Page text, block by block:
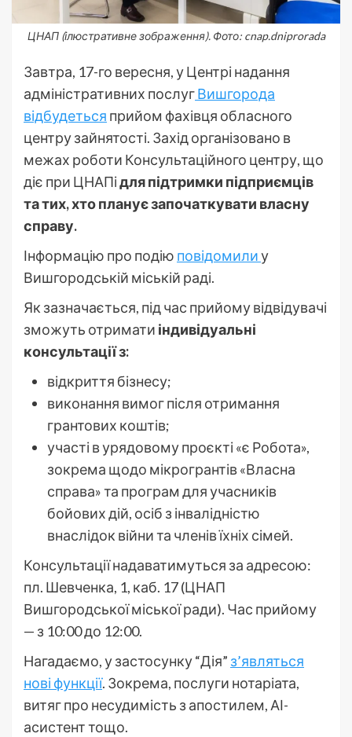
ЦНАП (ілюстративне зображення). Фото: cnap.dniprorada
Завтра, 17-го вересня, у Центрі надання
адміністративних послугВишгорода
відбудеться прийом фахівця обласного
центру зайнятості. Захід організовано в
межах роботи Консультаційного центру, що
діє при ЦНАПідля підтримки підприємців
та тих, хто планує започаткувати власну
справу.
Інформацію про подію повідомилиу
Вишгородській міській раді.
Як зазначається, під час прийому відвідувачі
зможуть отримати індивідуальні
консультації з:
відкриття бізнесу;
виконання вимог після отримання
грантових коштів;
участі в урядовому проєкті «є Робота»,
зокрема щодо мікрогрантів «Власна
справа» та програм для учасників
бойових дій, осіб з інвалідністю
внаслідок війни та членів їхніх сімей.
Консультації надаватимуться за адресою:
пл. Шевченка, 1, каб. 17 (ЦНАП
Вишгородської міської ради). Час прийому
— з 10:00 до 12:00.
Нагадаємо, у застосунку “Дія” з’являться
нові функції. Зокрема, послуги нотаріата,
витяг про несудимість з апостилем, АІ-
асистент тощо.